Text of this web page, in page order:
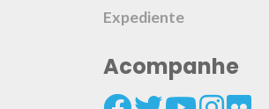
Expediente
Acompanhe